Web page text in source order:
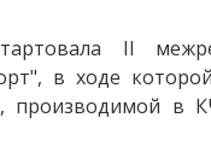
II
в ходе которой
производимой в